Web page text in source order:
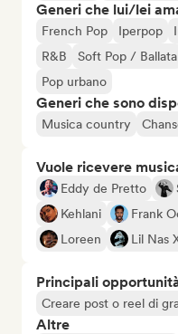
Generi che lui/lei
French Pop Iperpop
R&B
Soft Pop / Ballata
Pop urbano
Generi che sono
Musica country
Vuole ricevere
Eddy de Pretto
Kehlani
Frank
Loreen
Lil Nas
Principali
Creare post o reel di
Altre